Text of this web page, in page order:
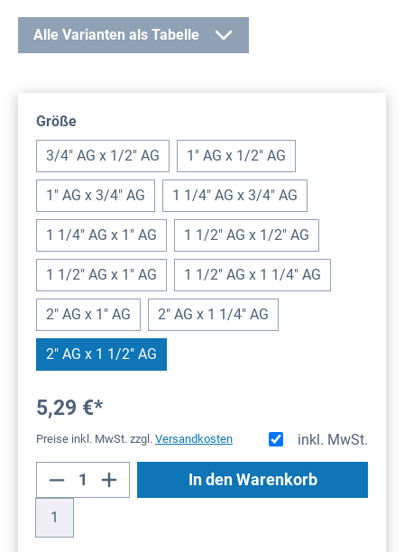
Alle Varianten als Tabelle
Größeauswählen
3/4" AG x 1/2" AG 1" AG x 1/2" AG
1" AG x 3/4" AG 1 1/4" AG x 3/4" AG
1 1/4" AG x 1" AG 1 1/2" AG x 1/2" AG
1 1/2" AG x 1" AG 1 1/2" AG x 1 1/4" AG
2" AG x 1" AG 2" AG x 1 1/4" AG
2" AG x 1 1/2" AG
5,29 €*
inkl. MwSt.
Preise inkl. MwSt. zzgl. Versandkosten
Produkt Anzahl: Gib den gewünschten
1
In den Warenkorb